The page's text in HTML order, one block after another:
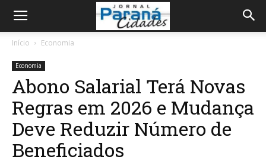
Início Economia
Economia
Abono Salarial Terá Novas
Regras em 2026 e Mudança
Deve Reduzir Número de
Beneficiados